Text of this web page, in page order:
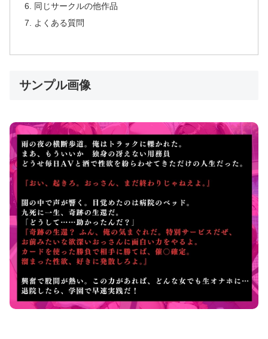
同じサークルの他作品
よくある質問
サンプル画像